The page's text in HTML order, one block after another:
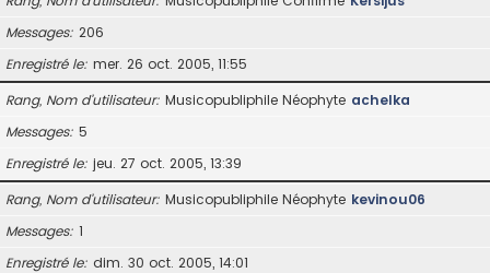
Messages 206
Enregistré le mer. 26 oct. 2005, 11:55
Rang, Nom d’utilisateur Musicopubliphile Néophyte achelka
Messages 5
Enregistré le jeu. 27 oct. 2005, 13:39
Rang, Nom d’utilisateur Musicopubliphile Néophyte kevinou06
Messages 1
Enregistré le dim. 30 oct. 2005, 14:01